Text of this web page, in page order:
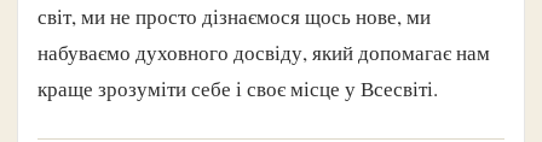
світ, ми не просто дізнаємося щось нове, ми
набуваємо духовного досвіду, який допомагає нам
краще зрозуміти себе і своє місце у Всесвіті.